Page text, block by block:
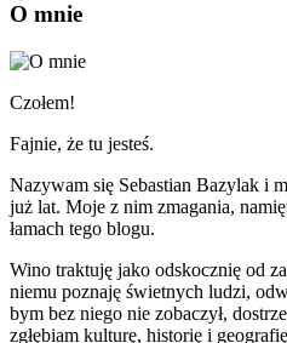
O mnie
Czołem!
Fajnie, że tu jesteś.
Nazywam się Sebastian Bazylak i
już lat. Moje z nim zmagania,
łamach tego blogu.
Wino traktuję jako odskocznię od
niemu poznaję świetnych ludzi,
bym bez niego nie zobaczył,
zgłębiam kulturę, historię i